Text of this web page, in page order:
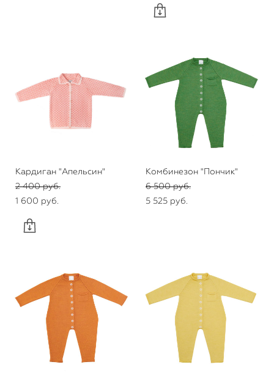
Кардиган "Апельсин"
2 400 pуб.
1 600 pуб.
Комбинезон "Пончик"
6 500 pуб.
5 525 pуб.